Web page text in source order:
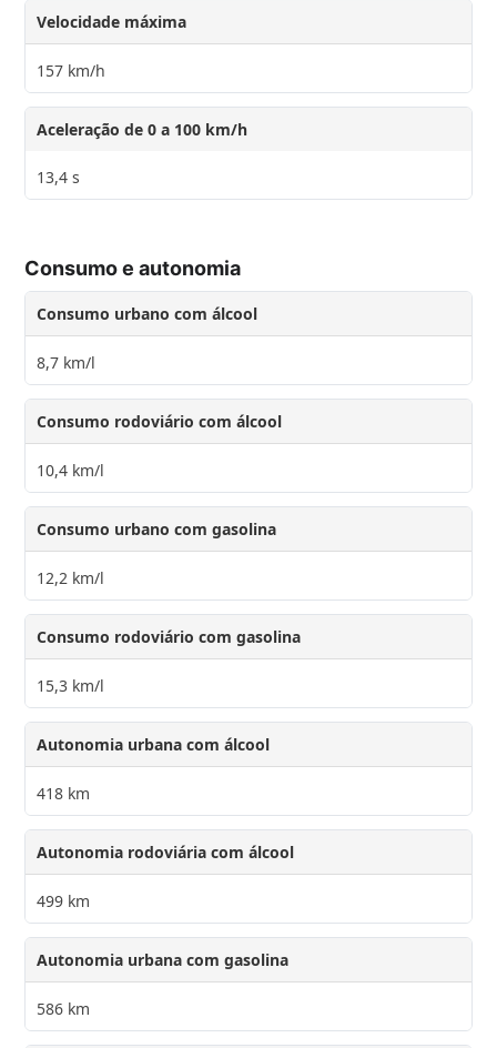
Velocidade máxima
157 km/h
Aceleração de 0 a 100 km/h
13,4 s
Consumo e autonomia
Consumo urbano com álcool
8,7 km/l
Consumo rodoviário com álcool
10,4 km/l
Consumo urbano com gasolina
12,2 km/l
Consumo rodoviário com gasolina
15,3 km/l
Autonomia urbana com álcool
418 km
Autonomia rodoviária com álcool
499 km
Autonomia urbana com gasolina
586 km